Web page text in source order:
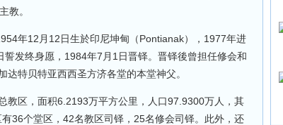
教。
年12月12日生於印尼坤甸（Pontianak），1977年进
誓发终身愿，1984年7月1日晋铎。晋铎後曾担任修会和
特贝特亚西西圣方济各堂的本堂神父。
教区，面积6.2193万平方公里，人口97.9300万人，其
36个堂区，42名教区司铎，25名修会司铎。此外，还